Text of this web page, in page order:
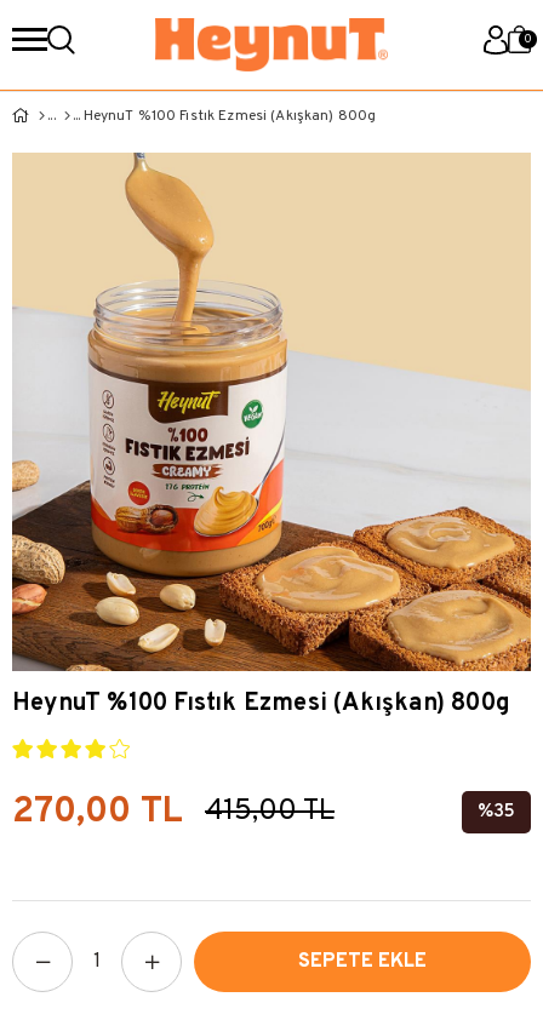
0
HeynuT %100 Fıstık Ezmesi (Akışkan) 800g
HeynuT %100 Fıstık Ezmesi (Akışkan) 800g
415,00 TL
270,00 TL 35